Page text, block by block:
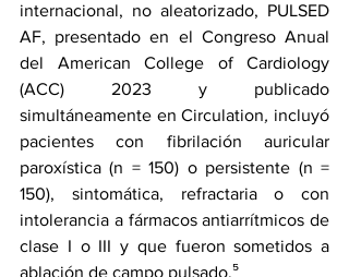
internacional, no aleatorizado, PULSED
AF, presentado en el Congreso Anual
del American College of Cardiology
(ACC) 2023 y publicado
simultáneamente en Circulation, incluyó
pacientes con fibrilación auricular
paroxística (n = 150) o persistente (n =
150), sintomática, refractaria o con
intolerancia a fármacos antiarrítmicos de
clase I o III y que fueron sometidos a
ablación de campo pulsado.⁵